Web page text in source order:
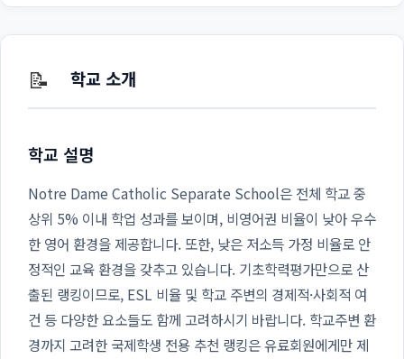
📝 학교 소개
학교 설명
Notre Dame Catholic Separate School은 전체 학교 중
상위 5% 이내 학업 성과를 보이며, 비영어권 비율이 낮아 우수
한 영어 환경을 제공합니다. 또한, 낮은 저소득 가정 비율로 안
정적인 교육 환경을 갖추고 있습니다. 기초학력평가만으로 산
출된 랭킹이므로, ESL 비율 및 학교 주변의 경제적·사회적 여
건 등 다양한 요소들도 함께 고려하시기 바랍니다. 학교주변 환
경까지 고려한 국제학생 전용 추천 랭킹은 유료회원에게만 제